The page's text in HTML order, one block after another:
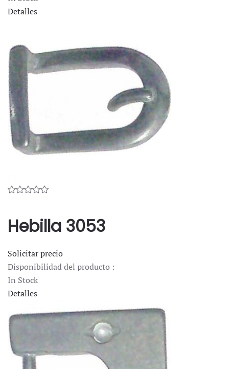
Detalles
Hebilla 3053
Solicitar precio
Disponibilidad del producto :
In Stock
Detalles